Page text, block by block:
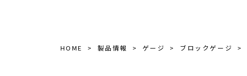
HOME 製品情報 ゲージ ブロックゲージ